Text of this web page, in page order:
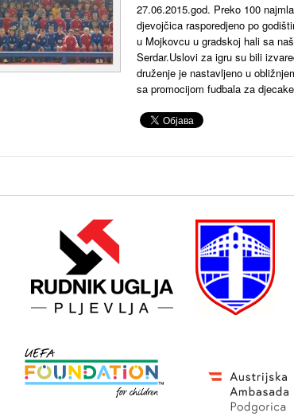
27.06.2015.god. Preko 100
djevojčica rasporedjeno po
u Mojkovcu u gradskoj hali sa
Serdar.Uslovi za igru su bili
druženje je nastavljeno u
sa promocijom fudbala za